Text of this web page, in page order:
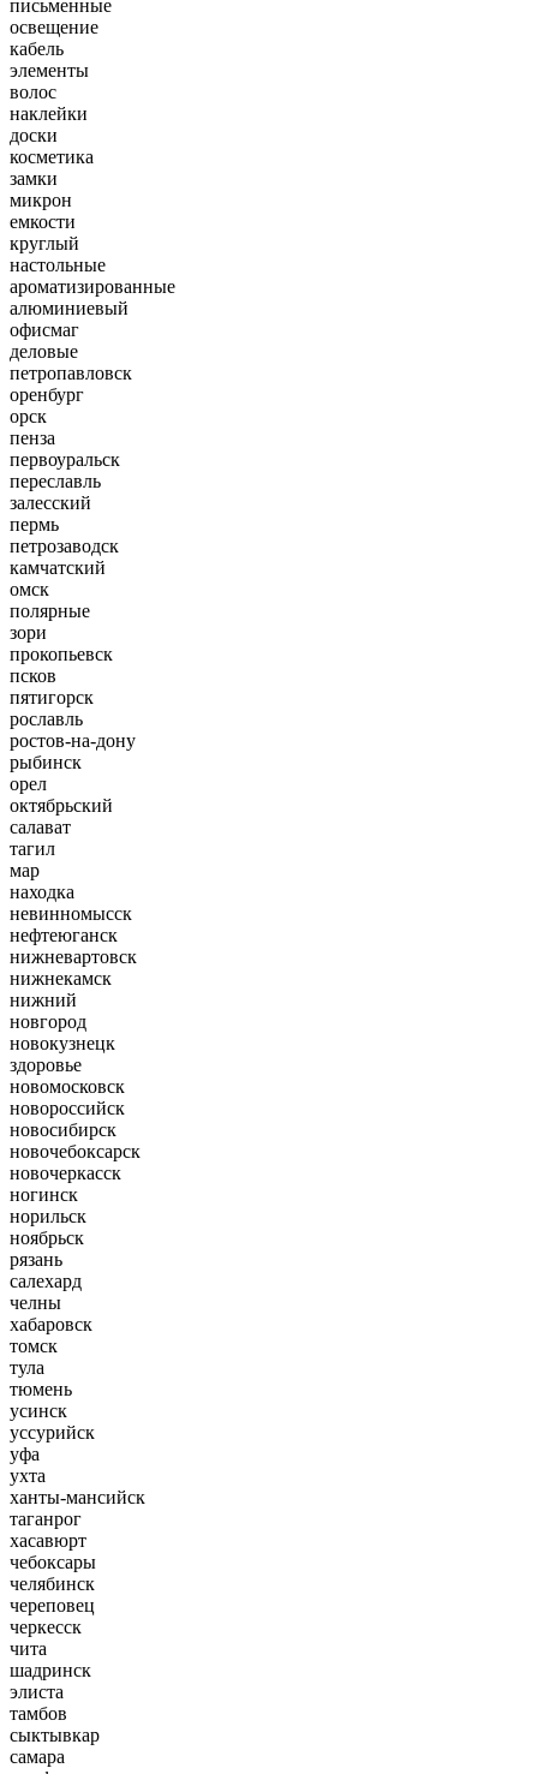
письменные
освещение
кабель
элементы
волос
наклейки
доски
косметика
замки
микрон
емкости
круглый
настольные
ароматизированные
алюминиевый
офисмаг
деловые
петропавловск
оренбург
орск
пенза
первоуральск
переславль
залесский
пермь
петрозаводск
камчатский
омск
полярные
зори
прокопьевск
псков
пятигорск
рославль
ростов-на-дону
рыбинск
орел
октябрьский
салават
тагил
мар
находка
невинномысск
нефтеюганск
нижневартовск
нижнекамск
нижний
новгород
новокузнецк
здоровье
новомосковск
новороссийск
новосибирск
новочебоксарск
новочеркасск
ногинск
норильск
ноябрьск
рязань
салехард
челны
хабаровск
томск
тула
тюмень
усинск
уссурийск
уфа
ухта
ханты-мансийск
таганрог
хасавюрт
чебоксары
челябинск
череповец
черкесск
чита
шадринск
элиста
тамбов
сыктывкар
самара